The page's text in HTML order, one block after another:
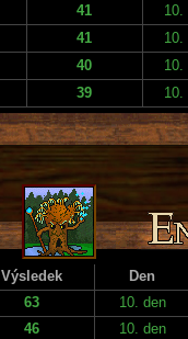
41
10.
41
10.
40
10.
39 10.
Výsledek
Den
63
10. den
46
10. den